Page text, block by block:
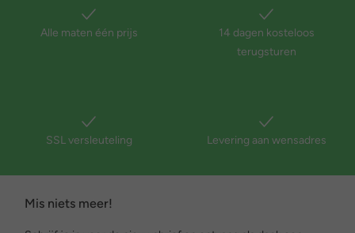
Alle maten één prijs
14 dagen kosteloos
terugsturen
SSL versleuteling Levering aan wensadres
Mis niets meer!